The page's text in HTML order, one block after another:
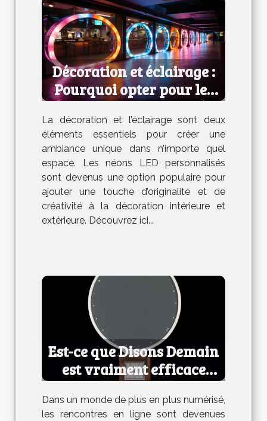
Décoration et éclairage :
Pourquoi opter pour les
néons LED personnalisés ?
La décoration et l’éclairage sont deux
éléments essentiels pour créer une
ambiance unique dans n’importe quel
espace. Les néons LED personnalisés
sont devenus une option populaire pour
ajouter une touche d’originalité et de
créativité à la décoration intérieure et
extérieure. Découvrez ici...
Est-ce que Disons Demain
est vraiment efficace
pour les rencontres ?
Dans un monde de plus en plus numérisé,
les rencontres en ligne sont devenues